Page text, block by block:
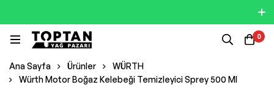
0
Ana Sayfa Ürünler
WÜRTH
Würth Motor Boğaz Kelebeği Temizleyici Sprey 500 Ml